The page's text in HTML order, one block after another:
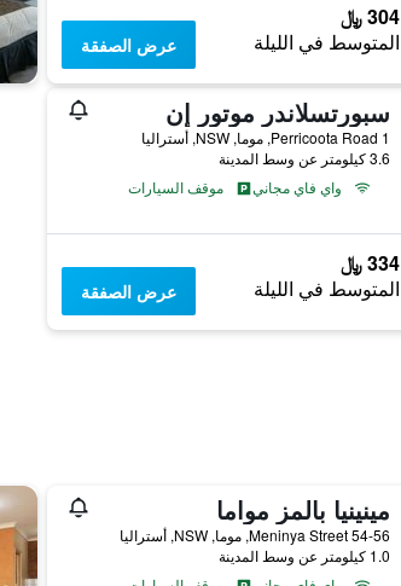
304 ﷼
المتوسط في الليلة عرض الصفقة
سبورتسلاندر موتور إن
1 Perricoota Road, موما, NSW, أستراليا
3.6 كيلومتر عن وسط المدينة
واي فاي مجاني
موقف السيارات
334 ﷼
المتوسط في الليلة عرض الصفقة
مينينيا بالمز مواما
54-56 Meninya Street, موما, NSW, أستراليا
1.0 كيلومتر عن وسط المدينة